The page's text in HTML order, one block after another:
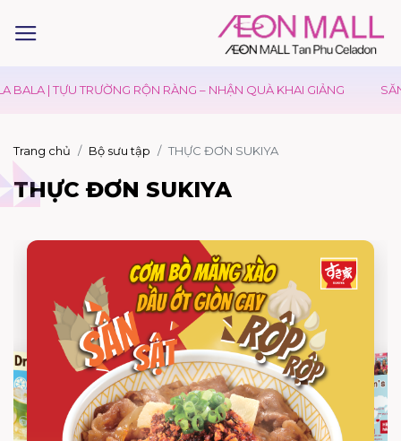
| TỰU TRƯỜNG RỘN RÀNG – NHẬN QUÀ KHAI GIẢNG
Trang chủ Bộ sưu tập THỰC ĐƠN SUKIYA
THỰC ĐƠN SUKIYA